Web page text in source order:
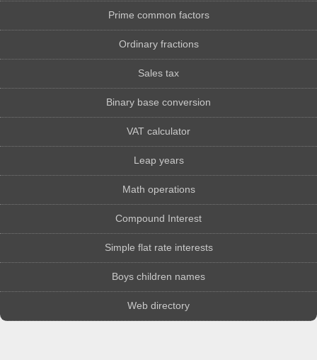
Prime common factors
Ordinary fractions
Sales tax
Binary base conversion
VAT calculator
Leap years
Math operations
Compound Interest
Simple flat rate interests
Boys children names
Web directory